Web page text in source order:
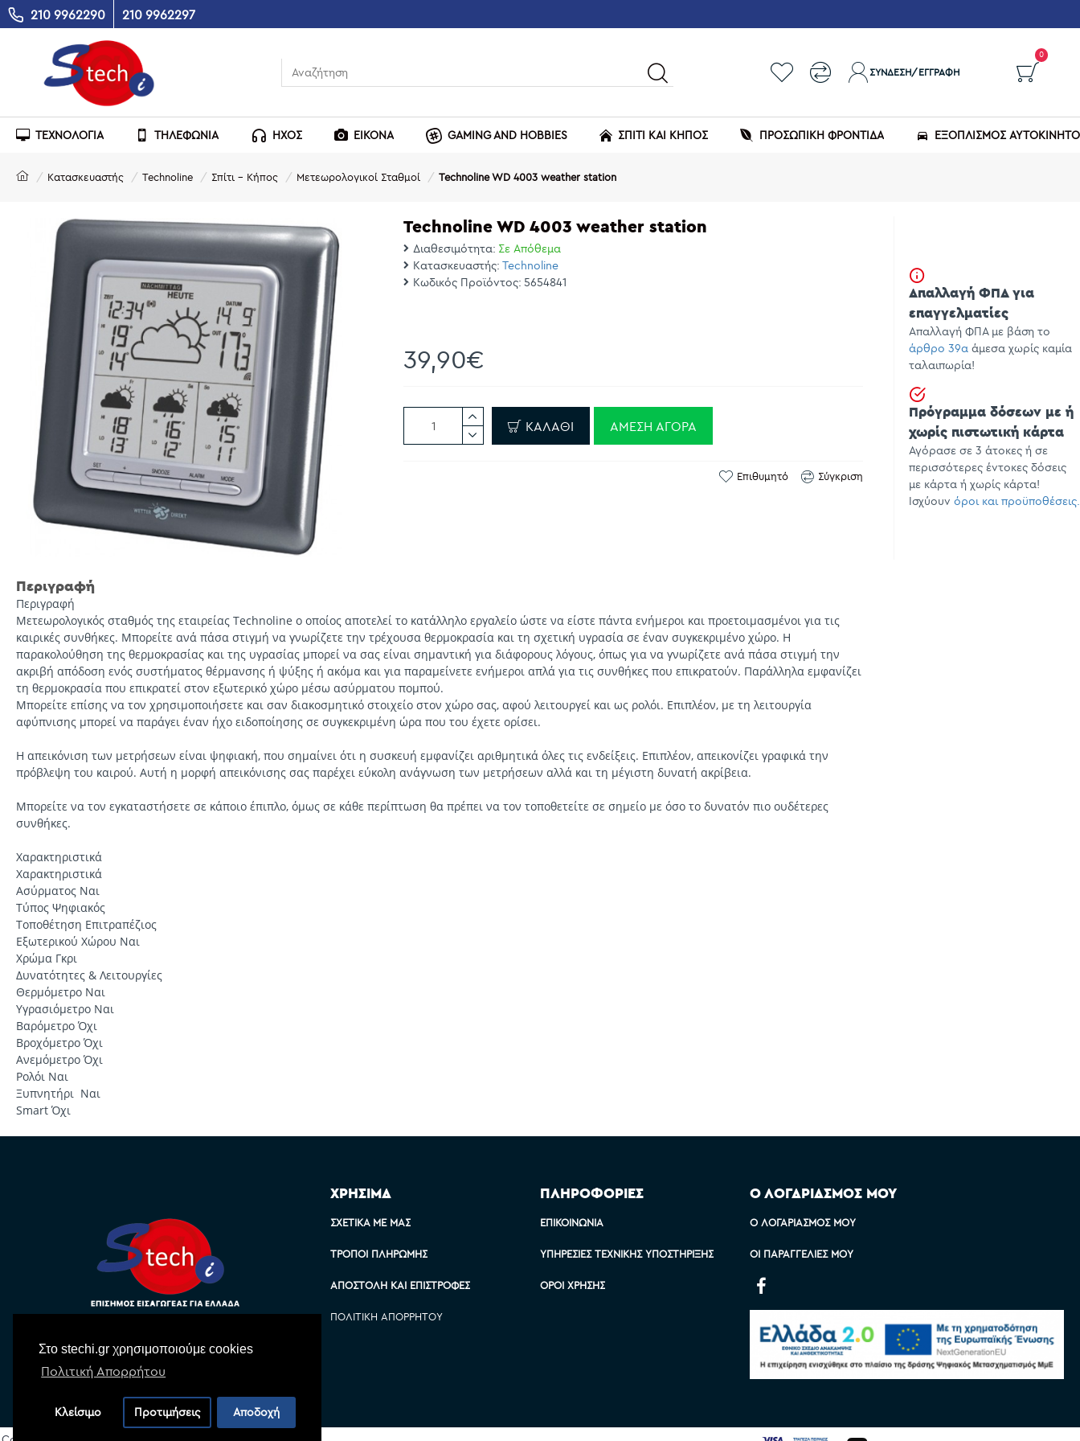
Στο stechi.gr χρησιμοποιούμε cookies
Πολιτική Απορρήτου
Κλείσιμο Προτιμήσεις Αποδοχή
210 9962290 210 9962297
ΣΎΝΔΕΣΗ/ΕΓΓΡΑΦΉ
0
ΤΕΧΝΟΛΟΓΙΑ ΤΗΛΕΦΩΝΙΑ ΗΧΟΣ ΕΙΚΟΝΑ GAMING AND HOBBIES ΣΠΙΤΙ ΚΑΙ ΚΗΠΟΣ ΠΡΟΣΩΠΙΚΗ ΦΡΟΝΤΙΔΑ ΕΞΟΠΛΙΣΜΌΣ
Κατασκευαστής Technoline Σπίτι - Κήπος Μετεωρολογικοί Σταθμοί Technoline WD 4003 weather station
Technoline WD 4003 weather station
Διαθεσιμότητα: Σε Απόθεμα
Κατασκευαστής: Technoline
Κωδικός Προϊόντος: 5654841
39,90€
ΚΑΛΆΘΙ ΆΜΕΣΗ ΑΓΟΡΆ
Επιθυμητό Σύγκριση
Περιγραφή
Περιγραφή
Μετεωρολογικός σταθμός της εταιρείας Technoline ο οποίος αποτελεί το κατάλληλο εργαλείο ώστε να είστε πάντα ενήμεροι και προετοιμασμένοι για τις
καιρικές συνθήκες. Μπορείτε ανά πάσα στιγμή να γνωρίζετε την τρέχουσα θερμοκρασία και τη σχετική υγρασία σε έναν συγκεκριμένο χώρο. Η
παρακολούθηση της θερμοκρασίας και της υγρασίας μπορεί να σας είναι σημαντική για διάφορους λόγους, όπως για να γνωρίζετε ανά πάσα στιγμή την
ακριβή απόδοση ενός συστήματος θέρμανσης ή ψύξης ή ακόμα και για παραμείνετε ενήμεροι απλά για τις συνθήκες που επικρατούν. Παράλληλα εμφανίζει
τη θερμοκρασία που επικρατεί στον εξωτερικό χώρο μέσω ασύρματου πομπού.
Μπορείτε επίσης να τον χρησιμοποιήσετε και σαν διακοσμητικό στοιχείο στον χώρο σας, αφού λειτουργεί και ως ρολόι. Επιπλέον, με τη λειτουργία
αφύπνισης μπορεί να παράγει έναν ήχο ειδοποίησης σε συγκεκριμένη ώρα που του έχετε ορίσει.
Η απεικόνιση των μετρήσεων είναι ψηφιακή, που σημαίνει ότι η συσκευή εμφανίζει αριθμητικά όλες τις ενδείξεις. Επιπλέον, απεικονίζει γραφικά την
πρόβλεψη του καιρού. Αυτή η μορφή απεικόνισης σας παρέχει εύκολη ανάγνωση των μετρήσεων αλλά και τη μέγιστη δυνατή ακρίβεια.
Μπορείτε να τον εγκαταστήσετε σε κάποιο έπιπλο, όμως σε κάθε περίπτωση θα πρέπει να τον τοποθετείτε σε σημείο με όσο το δυνατόν πιο ουδέτερες
συνθήκες.
Χαρακτηριστικά
Χαρακτηριστικά
Ασύρματος Ναι
Τύπος Ψηφιακός
Τοποθέτηση Επιτραπέζιος
Εξωτερικού Χώρου Ναι
Χρώμα Γκρι
Δυνατότητες & Λειτουργίες
Θερμόμετρο Ναι
Υγρασιόμετρο Ναι
Βαρόμετρο Όχι
Βροχόμετρο Όχι
Ανεμόμετρο Όχι
Ρολόι Ναι
Ξυπνητήρι Ναι
Smart Όχι
Απαλλαγή ΦΠΑ για
επαγγελματίες
Απαλλαγή ΦΠΑ με βάση το
άρθρο 39α άμεσα χωρίς καμία
ταλαιπωρία!
Πρόγραμμα δόσεων με ή
χωρίς πιστωτική κάρτα
Αγόρασε σε 3 άτοκες ή σε
περισσότερες έντοκες δόσεις
με κάρτα ή χωρίς κάρτα!
Ισχύουν όροι και προϋποθέσεις.
ΧΡΗΣΙΜΑ
ΣΧΕΤΙΚΆ ΜΕ ΜΑΣ
ΤΡΌΠΟΙ ΠΛΗΡΩΜΉΣ
ΑΠΟΣΤΟΛΉ ΚΑΙ ΕΠΙΣΤΡΟΦΈΣ
ΠΟΛΙΤΙΚΉ ΑΠΟΡΡΉΤΟΥ
ΠΛΗΡΟΦΟΡΙΕΣ
ΕΠΙΚΟΙΝΩΝΊΑ
ΥΠΗΡΕΣΊΕΣ ΤΕΧΝΙΚΉΣ ΥΠΟΣΤΉΡΙΞΗΣ
ΌΡΟΙ ΧΡΉΣΗΣ
Ο ΛΟΓΑΡΙΑΣΜΟΣ ΜΟΥ
Ο ΛΟΓΑΡΙΑΣΜΌΣ ΜΟΥ
ΟΙ ΠΑΡΑΓΓΕΛΊΕΣ ΜΟΥ